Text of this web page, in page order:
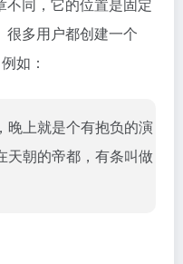
很多用户都创建一个
如：
晚上就是个有抱负的演
天朝的帝都，有条叫做